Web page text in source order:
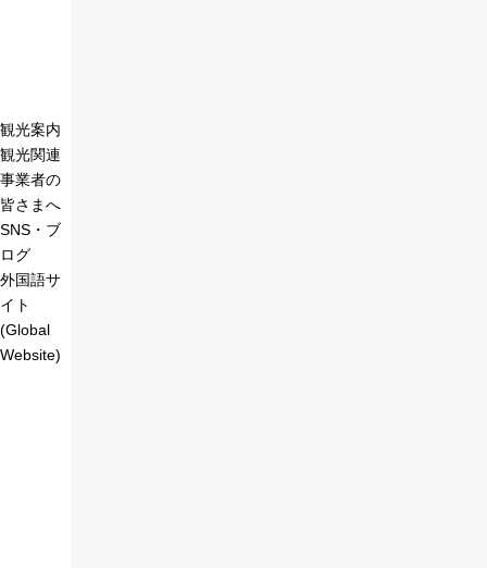
観光案内
観光関連
事業者の
皆さまへ
SNS・ブ
ログ
外国語サ
イト
(Global
Website)